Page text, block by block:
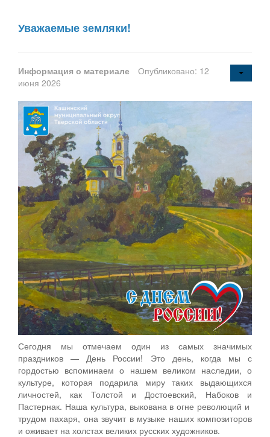
Уважаемые земляки!
Информация о материале
Опубликовано: 12
июня 2026
Сегодня мы отмечаем один из самых значимых
праздников — День России! Это день, когда мы с
гордостью вспоминаем о нашем великом наследии, о
культуре, которая подарила миру таких выдающихся
личностей, как Толстой и Достоевский, Набоков и
Пастернак. Наша культура, выкована в огне революций и
трудом пахаря, она звучит в музыке наших композиторов
и оживает на холстах великих русских художников.